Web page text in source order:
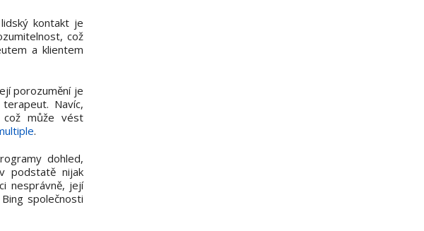
kontakt je
což
a klientem
porozumění je
Navíc,
což může vést
.
dohled,
podstatě nijak
nesprávně, její
společnosti